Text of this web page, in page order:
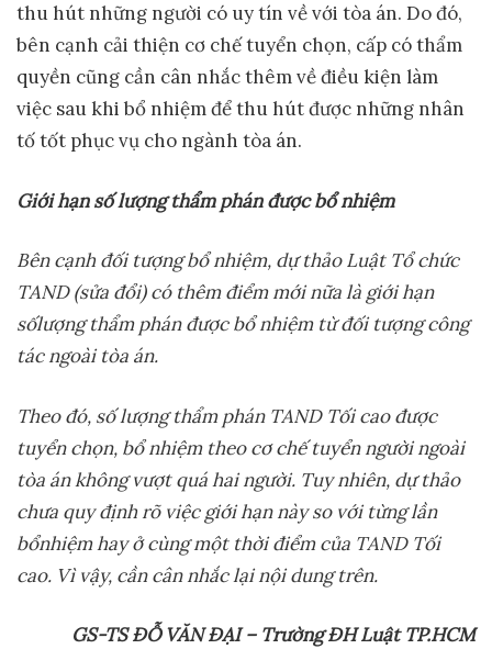
thu hút những người có uy tín về với tòa án. Do đó,
bên cạnh cải thiện cơ chế tuyển chọn, cấp có thẩm
quyền cũng cần cân nhắc thêm về điều kiện làm
việc sau khi bổ nhiệm để thu hút được những nhân
tố tốt phục vụ cho ngành tòa án.
Giới hạn sốlượng thẩm phán được bổnhiệm
Bên cạnh đối tượng bổnhiệm, dựthảo Luật Tổchức
TAND (sửa đổi) có thêm điểm mới nữa là giới hạn
sốlượng thẩm phán được bổnhiệm từđối tượng công
tác ngoài tòa án.
Theo đó, sốlượng thẩm phán TAND Tối cao được
tuyển chọn, bổnhiệm theo cơchếtuyển người ngoài
tòa án không vượt quá hai người. Tuy nhiên, dựthảo
chưa quy định rõ việc giới hạn này so với từng lần
bổnhiệm hayởcùng một thời điểm của TAND Tối
cao. Vì vậy, cần cân nhắc lại nội dung trên.
GS-TS ĐỖVĂN ĐẠI – Trường ĐH Luật TP.HCM